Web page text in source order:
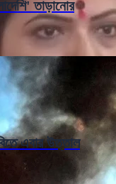
তাড়ানোর
এবার উত্তাল